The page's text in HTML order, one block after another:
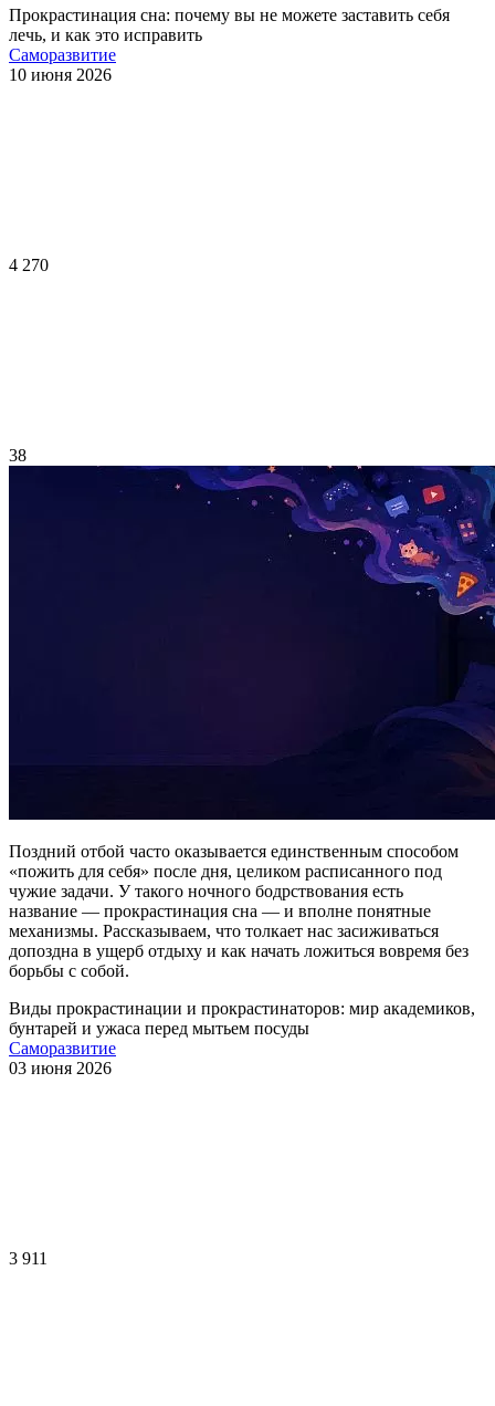
Прокрастинация сна: почему вы не можете заставить себя
лечь, и как это исправить
Саморазвитие
10 июня 2026
4 270
38
Поздний отбой часто оказывается единственным способом
«пожить для себя» после дня, целиком расписанного под
чужие задачи. У такого ночного бодрствования есть
название — прокрастинация сна — и вполне понятные
механизмы. Рассказываем, что толкает нас засиживаться
допоздна в ущерб отдыху и как начать ложиться вовремя без
борьбы с собой.
Виды прокрастинации и прокрастинаторов: мир академиков,
бунтарей и ужаса перед мытьем посуды
Саморазвитие
03 июня 2026
3 911